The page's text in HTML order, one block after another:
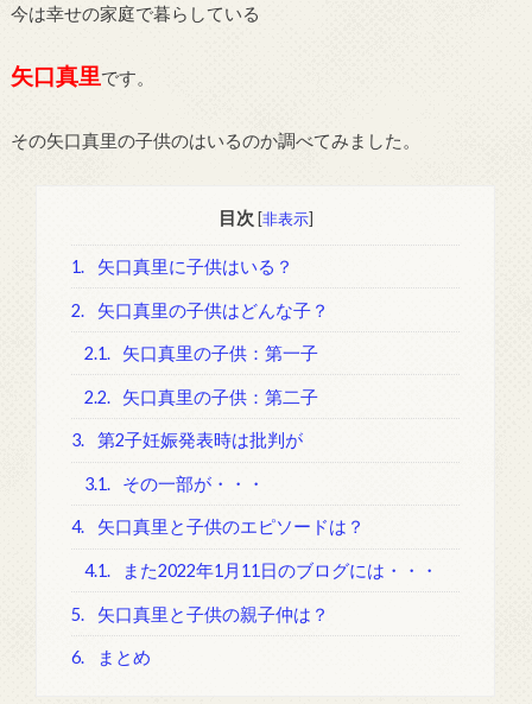
今は幸せの家庭で暮らしている
矢口真里です。
その矢口真里の子供のはいるのか調べてみました。
目次 [非表示]
1. 矢口真里に子供はいる？
2. 矢口真里の子供はどんな子？
2.1. 矢口真里の子供：第一子
2.2. 矢口真里の子供：第二子
3. 第2子妊娠発表時は批判が
3.1. その一部が・・・
4. 矢口真里と子供のエピソードは？
4.1. また2022年1月11日のブログには・・・
5. 矢口真里と子供の親子仲は？
6. まとめ